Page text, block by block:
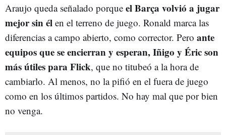
Araujo queda señalado porque el Barça volvió a jugar
mejor sin él en el terreno de juego. Ronald marca las
diferencias a campo abierto, como corrector. Pero ante
equipos que se encierran y esperan, Iñigo y Éric son
más útiles para Flick, que no titubeó a la hora de
cambiarlo. Al menos, no la pifió en el fuera de juego
como en los últimos partidos. No hay mal que por bien
no venga.